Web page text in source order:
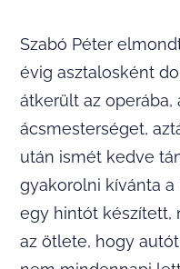
Szabó Péter
évig asztalosként
átkerült az operába,
ácsmesterséget,
után ismét kedve
gyakorolni kívánta
egy hintót készített,
az ötlete, hogy